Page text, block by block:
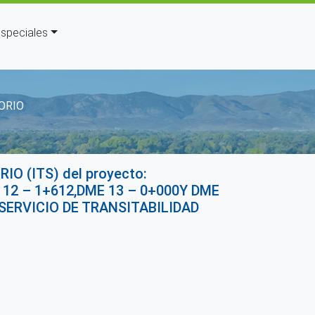
navegación
(ITS) del proyecto:
12 – 1+612,DME 13 – 0+000Y DME
DE TRANSITABILIDAD